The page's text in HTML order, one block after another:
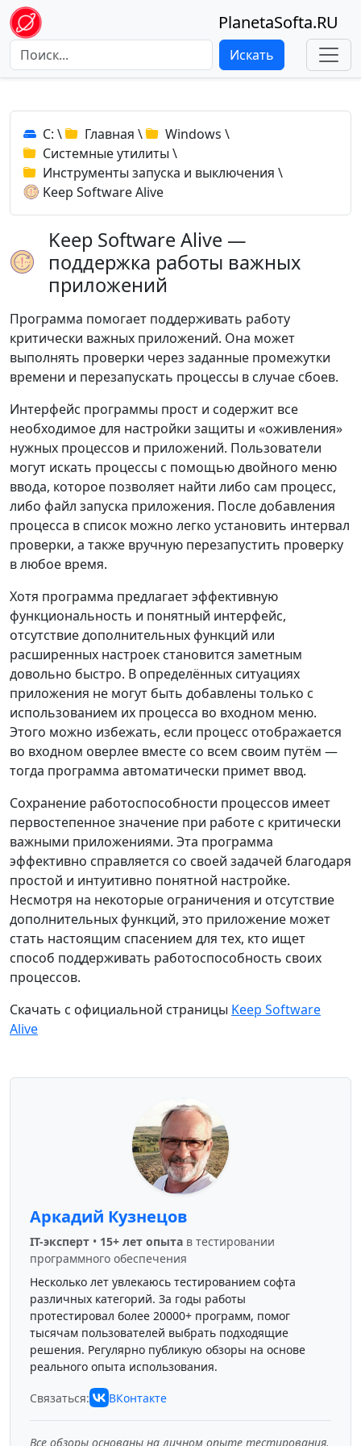
PlanetaSofta.RU
Искать
C: \ Главная \ Windows \
Системные утилиты \
Инструменты запуска и выключения \
Keep Software Alive
Keep Software Alive —
поддержка работы важных
приложений
Программа помогает поддерживать работу
критически важных приложений. Она может
выполнять проверки через заданные промежутки
времени и перезапускать процессы в случае сбоев.
Интерфейс программы прост и содержит все
необходимое для настройки защиты и «оживления»
нужных процессов и приложений. Пользователи
могут искать процессы с помощью двойного меню
ввода, которое позволяет найти либо сам процесс,
либо файл запуска приложения. После добавления
процесса в список можно легко установить интервал
проверки, а также вручную перезапустить проверку
в любое время.
Хотя программа предлагает эффективную
функциональность и понятный интерфейс,
отсутствие дополнительных функций или
расширенных настроек становится заметным
довольно быстро. В определённых ситуациях
приложения не могут быть добавлены только с
использованием их процесса во входном меню.
Этого можно избежать, если процесс отображается
во входном оверлее вместе со всем своим путём —
тогда программа автоматически примет ввод.
Сохранение работоспособности процессов имеет
первостепенное значение при работе с критически
важными приложениями. Эта программа
эффективно справляется со своей задачей благодаря
простой и интуитивно понятной настройке.
Несмотря на некоторые ограничения и отсутствие
дополнительных функций, это приложение может
стать настоящим спасением для тех, кто ищет
способ поддерживать работоспособность своих
процессов.
Скачать с официальной страницы Keep Software
Alive
Аркадий Кузнецов
IT-эксперт • 15+ лет опыта в тестировании
программного обеспечения
Несколько лет увлекаюсь тестированием софта
различных категорий. За годы работы
протестировал более 20000+ программ, помог
тысячам пользователей выбрать подходящие
решения. Регулярно публикую обзоры на основе
реального опыта использования.
Связаться: ВКонтакте
Все обзоры основаны на личном опыте тестирования.